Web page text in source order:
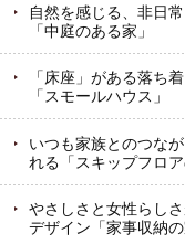
自然を感じる、非日
「中庭のある家」
「床座」がある落ち
「スモールハウス」
いつも家族とのつな
れる「スキップフロア
やさしさと女性らし
デザイン「家事収納の